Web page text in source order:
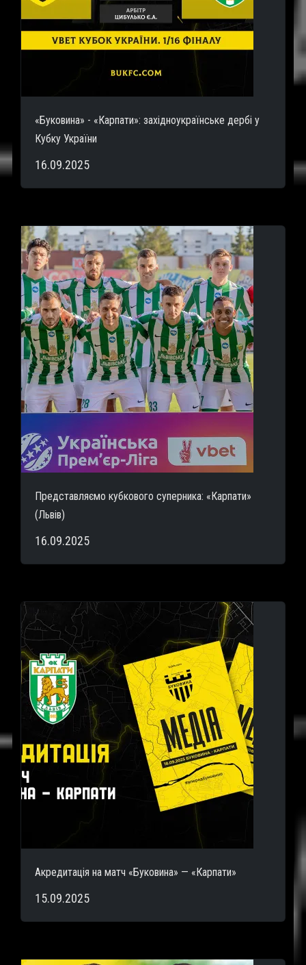
«Буковина» - «Карпати»: західноукраїнське дербі у
Кубку України
16.09.2025
Представляємо кубкового суперника: «Карпати»
(Львів)
16.09.2025
Акредитація на матч «Буковина» — «Карпати»
15.09.2025